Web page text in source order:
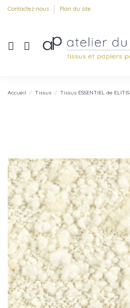
Contactez-nous Plan du site
Accueil Tissus Tissus ESSENTIEL de ELITIS